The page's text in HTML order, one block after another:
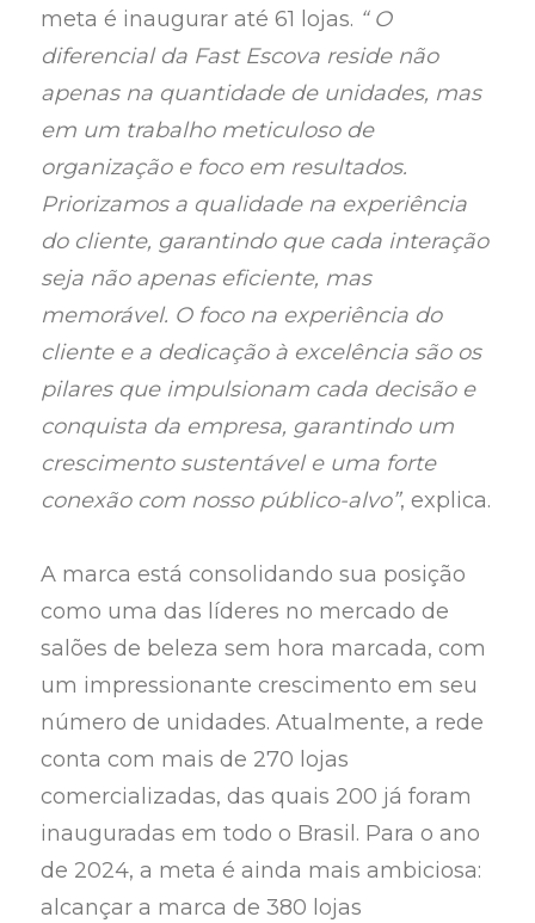
meta é inaugurar até 61 lojas. “ O
diferencial da Fast Escova reside não
apenas na quantidade de unidades, mas
em um trabalho meticuloso de
organização e foco em resultados.
Priorizamos a qualidade na experiência
do cliente, garantindo que cada interação
seja não apenas eficiente, mas
memorável. O foco na experiência do
cliente e a dedicação à excelência são os
pilares que impulsionam cada decisão e
conquista da empresa, garantindo um
crescimento sustentável e uma forte
conexão com nosso público-alvo”, explica.
A marca está consolidando sua posição
como uma das líderes no mercado de
salões de beleza sem hora marcada, com
um impressionante crescimento em seu
número de unidades. Atualmente, a rede
conta com mais de 270 lojas
comercializadas, das quais 200 já foram
inauguradas em todo o Brasil. Para o ano
de 2024, a meta é ainda mais ambiciosa:
alcançar a marca de 380 lojas